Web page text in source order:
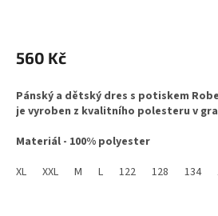
produktu
je
z
5
560 Kč
Pánský a dětský dres s potiskem
je vyroben z kvalitního polesteru v
Materiál - 100% polyester
Trenky nakoupíte pod tímto
XL XXL M L 122 128 134